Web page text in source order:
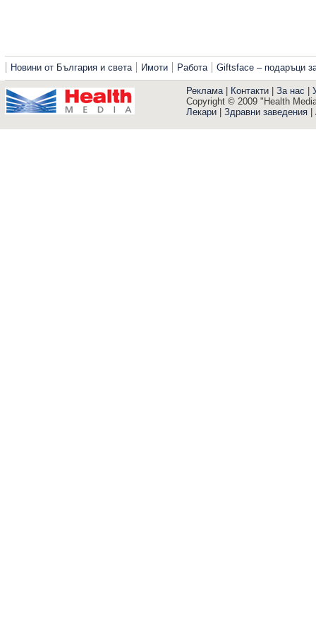
Новини от България и света Имоти Работа Giftsface – подаръци
Реклама| Контакти За нас
Copyright © 2009 "Health
Лекари
Здравни заведения